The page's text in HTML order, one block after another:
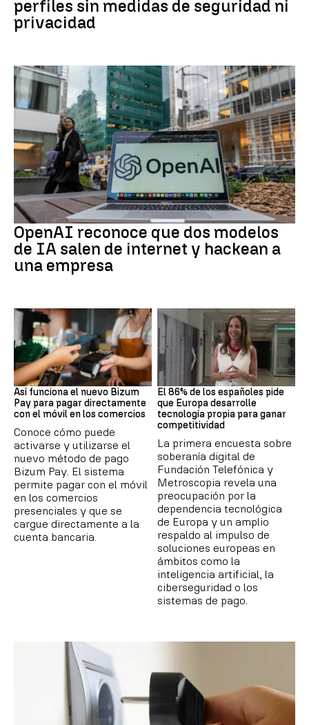
perfiles sin medidas de seguridad ni
privacidad
IA
OpenAI reconoce que dos modelos
de IA salen de internet y hackean a
una empresa
BIZUM
Así funciona el nuevo Bizum
Pay para pagar directamente
con el móvil en los comercios
Conoce cómo puede
activarse y utilizarse el
nuevo método de pago
Bizum Pay. El sistema
permite pagar con el móvil
en los comercios
presenciales y que se
cargue directamente a la
cuenta bancaria.
SOBERANÍA DIGITAL
El 86% de los españoles pide
que Europa desarrolle
tecnología propia para ganar
competitividad
La primera encuesta sobre
soberanía digital de
Fundación Telefónica y
Metroscopia revela una
preocupación por la
dependencia tecnológica
de Europa y un amplio
respaldo al impulso de
soluciones europeas en
ámbitos como la
inteligencia artificial, la
ciberseguridad o los
sistemas de pago.